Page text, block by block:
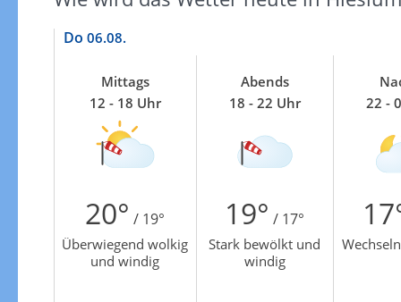
Do 06.08.
Mittags
12 - 18 Uhr
Abends
18 - 22 Uhr
22 -
20° / 19° 19° / 17°
Überwiegend wolkig
und windig
Stark bewölkt und
windig